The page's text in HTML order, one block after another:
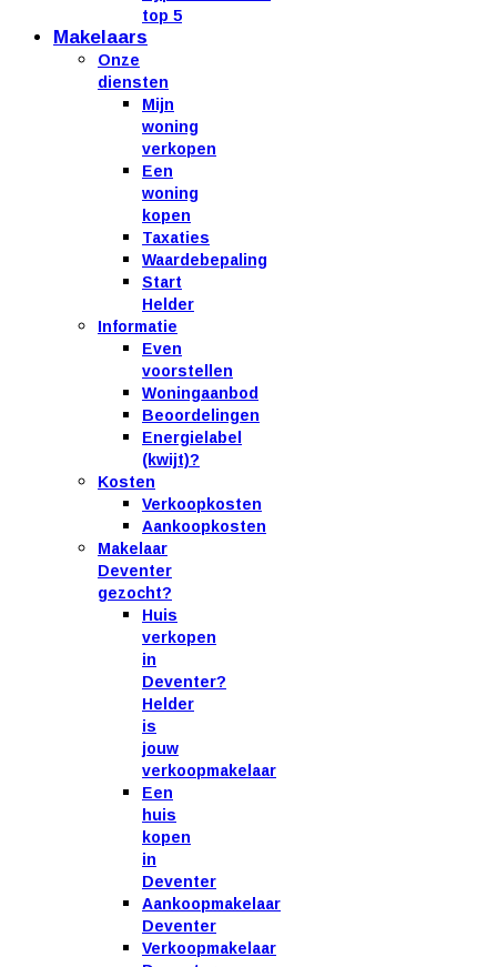
top 5
Makelaars
Onze
diensten
Mijn
woning
verkopen
Een
woning
kopen
Taxaties
Waardebepaling
Start
Helder
Informatie
Even
voorstellen
Woningaanbod
Beoordelingen
Energielabel
(kwijt)?
Kosten
Verkoopkosten
Aankoopkosten
Makelaar
Deventer
gezocht?
Huis
verkopen
in
Deventer?
Helder
is
jouw
verkoopmakelaar
Een
huis
kopen
in
Deventer
Aankoopmakelaar
Deventer
Verkoopmakelaar